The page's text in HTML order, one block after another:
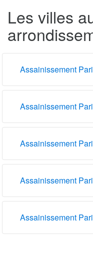
Les villes
Assainissement
Assainissement
Assainissement
Assainissement
Assainissement